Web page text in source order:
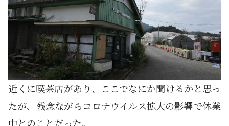
近くに喫茶店があり、ここでなにか聞けるかと思っ
たが、残念ながらコロナウイルス拡大の影響で休業
中とのことだった。